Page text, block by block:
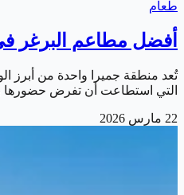
طعام
أفضل مطاعم البرغر في
التي استطاعت أن تفرض حضورها
22 مارس 2026